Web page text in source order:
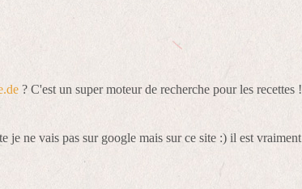
? C'est un super moteur de recherche pour les recettes !
je ne vais pas sur google mais sur ce site :) il est vraiment